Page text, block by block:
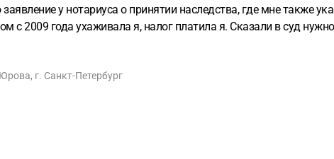
у нотариуса о принятии наследства, где мне также
с 2009 года ухаживала я, налог платила я. Сказали в суд
собирать,может тогда сразу в суд,или это для его
, г. Санкт-Петербург